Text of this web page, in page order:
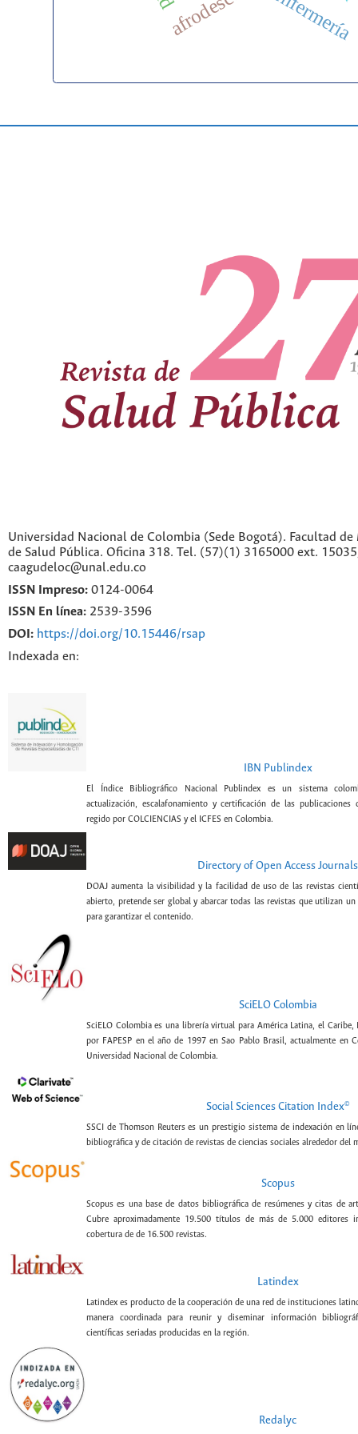
enfermería
Universidad Nacional de Colombia (Sede Bogotá). Facultad
de Salud Pública. Oficina 318. Tel. (57)(1) 3165000 ext.
caagudeloc@unal.edu.co
ISSN Impreso: 0124-0064
ISSN En línea: 2539-3596
DOI: https://doi.org/10.15446/rsap
Indexada en:
IBN Publindex
El Índice Bibliográfico Nacional Publindex es un sistema
actualización, escalafonamiento y certificación de las publicaciones
regido por COLCIENCIAS y el ICFES en Colombia.
Directory of Open Access Journals
DOAJ aumenta la visibilidad y la facilidad de uso de las revistas
abierto, pretende ser global y abarcar todas las revistas que utilizan
para garantizar el contenido.
SciELO Colombia
SciELO Colombia es una librería virtual para América Latina, el Caribe,
por FAPESP en el año de 1997 en Sao Pablo Brasil, actualmente en
Universidad Nacional de Colombia.
Social Sciences Citation Index©
SSCI de Thomson Reuters es un prestigio sistema de indexación en
bibliográfica y de citación de revistas de ciencias sociales alrededor del
Scopus
Scopus es una base de datos bibliográfica de resúmenes y citas de
Cubre aproximadamente 19.500 títulos de más de 5.000 editores
cobertura de de 16.500 revistas.
Latindex
Latindex es producto de la cooperación de una red de instituciones
manera coordinada para reunir y diseminar información
científicas seriadas producidas en la región.
Redalyc